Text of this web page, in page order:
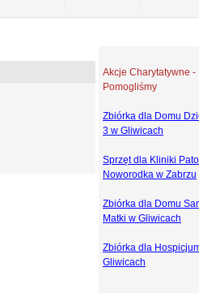
Akcje Charytatywne -
Pomogliśmy
Zbiórka dla Domu
3 w Gliwicach
Sprzęt dla Kliniki
Noworodka w Zabrzu
Zbiórka dla Domu
Matki w Gliwicach
Zbiórka dla
Gliwicach